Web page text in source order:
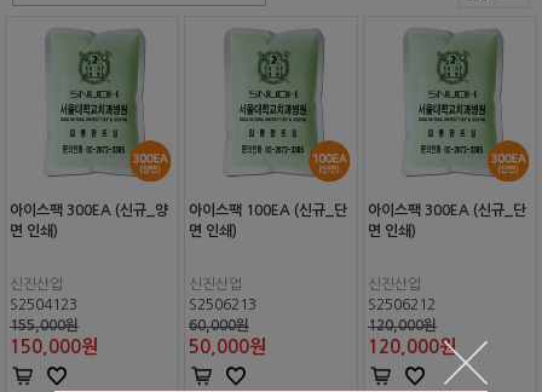
아이스팩 300EA (신규_양
면 인쇄)
신진산업
S2504123
155,000원
150,000원
아이스팩 100EA (신규_단
면 인쇄)
신진산업
S2506213
60,000원
50,000원
아이스팩 300EA (신규_단
면 인쇄)
신진산업
S2506212
120,000원
120,000원